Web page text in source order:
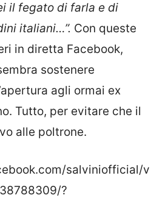
il fegato di farla e di
italiani…”. Con queste
in diretta Facebook,
sostenere
agli ormai ex
Tutto, per evitare che il
alle poltrone.
salviniofficial/v
?